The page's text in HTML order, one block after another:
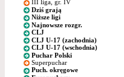
III liga, gr. IV
Dziś grają
Niższe ligi
Najnowsze rozgr.
CLJ
CLJ U-17 (zachodnia)
CLJ U-17 (wschodnia)
Puchar Polski
Superpuchar
Puch. okręgowe